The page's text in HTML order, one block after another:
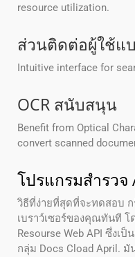
resource utilization.
ส่วนติดต่อผู้ใช้แ
Intuitive interface for
OCR สนับสนุน
Benefit from Optical
convert scanned
โปรแกรมสํารวจ
วิธีที่ง่ายที่สุดที่จะทดสอบ ก
เบราว์เซอร์ของคุณทันที โ
Resourse Web API ซึ่งเ
กลุ่ม Docs Cload April.